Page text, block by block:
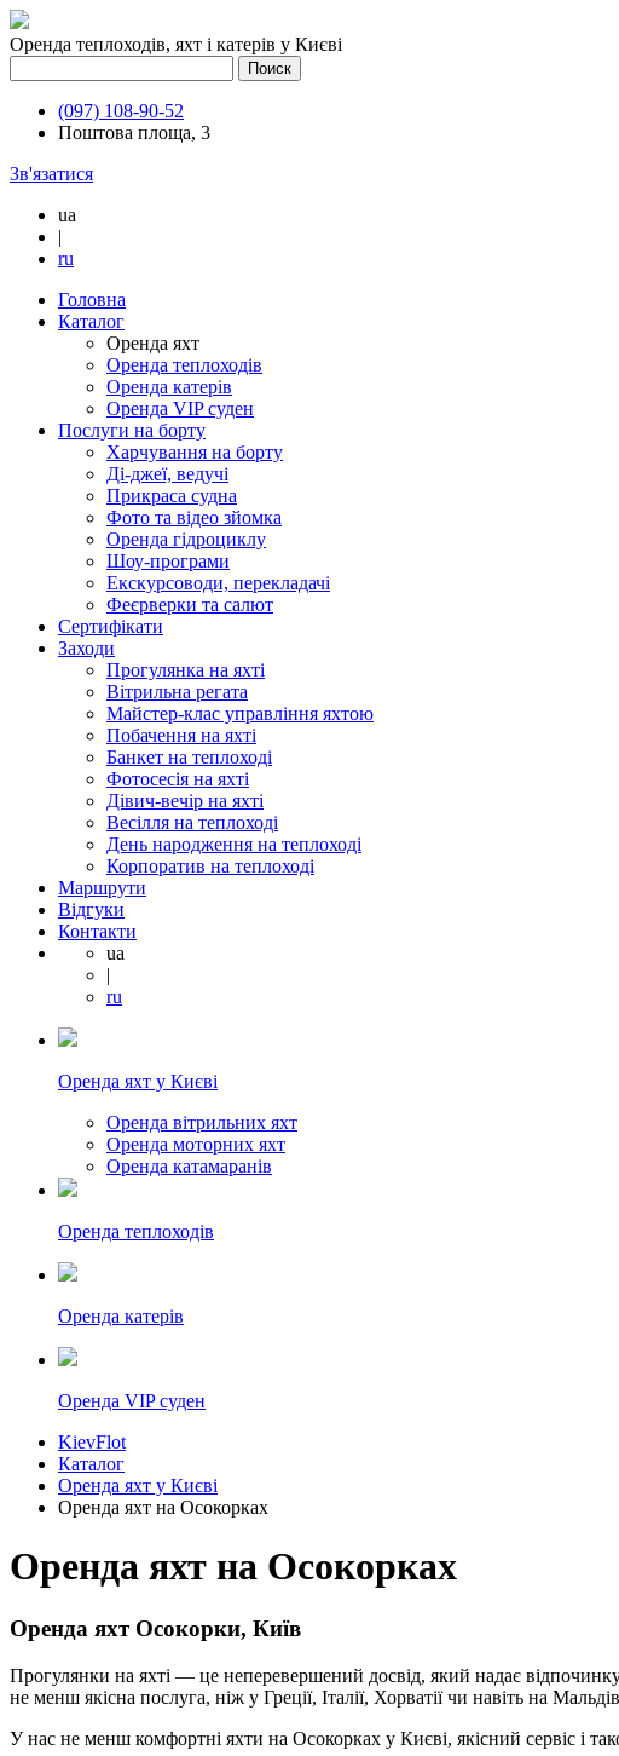
Оренда теплоходів, яхт і катерів у Києві
(097) 108-90-52
Поштова площа, 3
Зв'язатися
ua
|
ru
Головна
Каталог
Оренда яхт
Оренда теплоходів
Оренда катерів
Оренда VIP суден
Послуги на борту
Харчування на борту
Ді-джеї, ведучі
Прикраса судна
Фото та відео зйомка
Оренда гідроциклу
Шоу-програми
Екскурсоводи, перекладачі
Феєрверки та салют
Сертифікати
Заходи
Прогулянка на яхті
Вітрильна регата
Майстер-клас управління яхтою
Побачення на яхті
Банкет на теплоході
Фотосесія на яхті
Дівич-вечір на яхті
Весілля на теплоході
День народження на теплоході
Корпоратив на теплоході
Маршрути
Відгуки
Контакти
ua
|
ru
Оренда яхт у Києві
Оренда вітрильних яхт
Оренда моторних яхт
Оренда катамаранів
Оренда теплоходів
Оренда катерів
Оренда VIP суден
KievFlot
Каталог
Оренда яхт у Києві
Оренда яхт на Осокорках
Оренда яхт на Осокорках
Оренда яхт Осокорки, Київ
Прогулянки на яхті — це неперевершений досвід, який надає
не менш якісна послуга, ніж у Греції, Італії, Хорватії чи навіть на
У нас не менш комфортні яхти на Осокорках у Києві, якісний сервіс і